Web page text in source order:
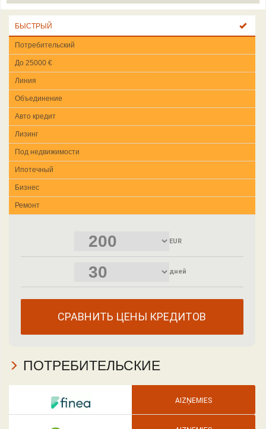
БЫСТРЫЙ
Потребительский
До 25000 €
Линия
Объединение
Авто кредит
Лизинг
Под недвижимости
Ипотечный
Бизнес
Ремонт
EUR
дней
ПОТРЕБИТЕЛЬСКИЕ
AIZŅEMIES